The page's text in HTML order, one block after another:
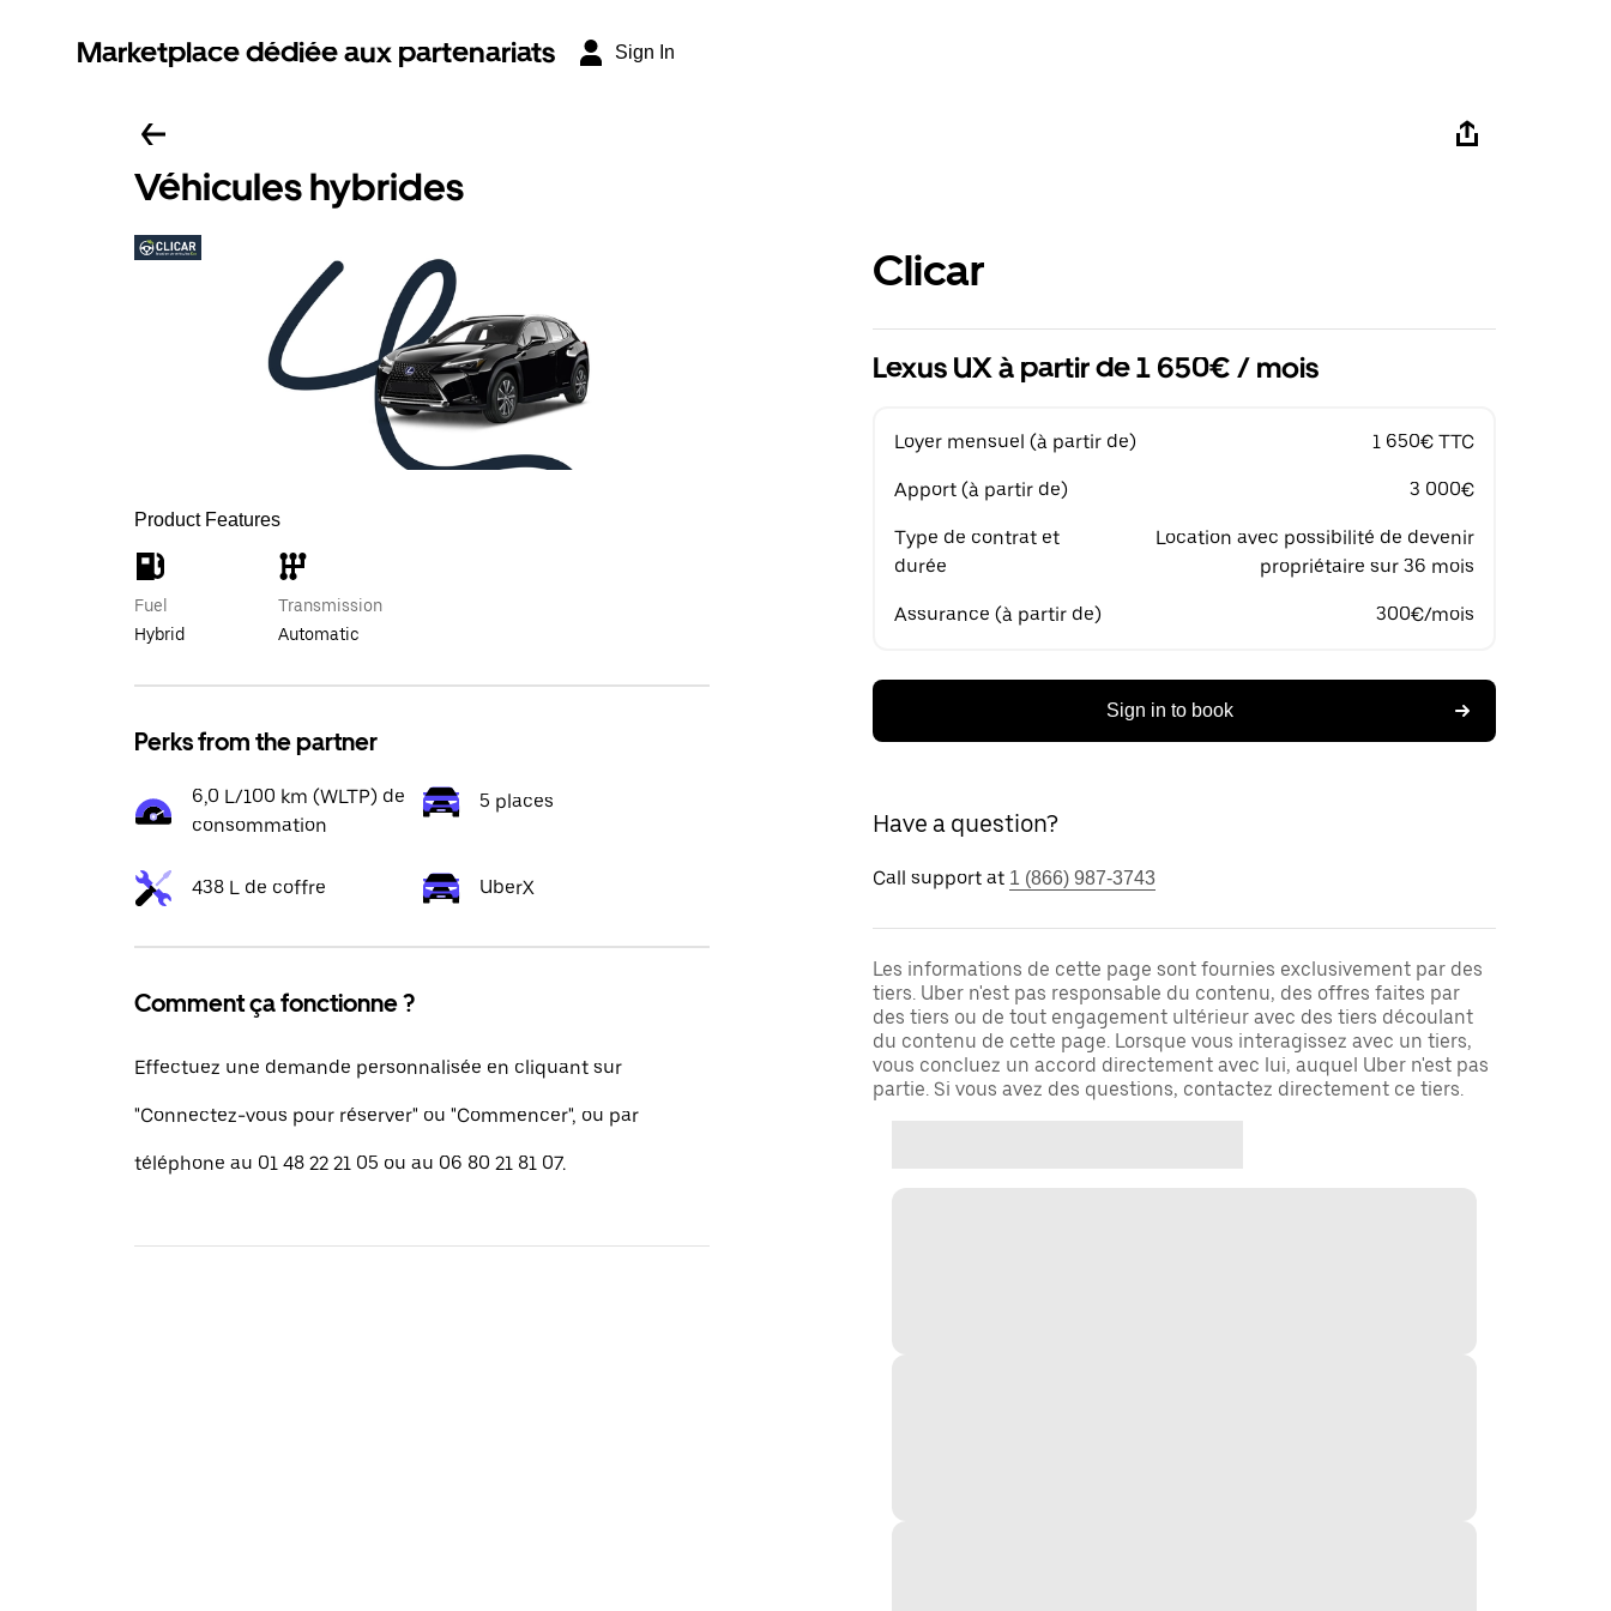
Marketplace dédiée aux partenariats Sign In
Véhicules hybrides
Product Features
Fuel
Hybrid
Transmission
Automatic
Perks from the partner
6,0 L/100 km (WLTP) de
consommation
5 places
438 L de coffre UberX
Comment ça fonctionne ?
Effectuez une demande personnalisée en cliquant sur
"Connectez-vous pour réserver" ou "Commencer", ou par
téléphone au 01 48 22 21 05 ou au 06 80 21 81 07.
Clicar
Lexus UX à partir de 1 650€ / mois
Loyer mensuel (à partir de) 1 650€ TTC
Apport (à partir de) 3 000€
Type de contrat et
durée
Location avec possibilité de devenir
propriétaire sur 36 mois
Assurance (à partir de) 300€/mois
Sign in to book
Have a question?
Call support at 1 (866) 987-3743
Les informations de cette page sont fournies exclusivement par des
tiers. Uber n'est pas responsable du contenu, des offres faites par
des tiers ou de tout engagement ultérieur avec des tiers découlant
du contenu de cette page. Lorsque vous interagissez avec un tiers,
vous concluez un accord directement avec lui, auquel Uber n'est pas
partie. Si vous avez des questions, contactez directement ce tiers.